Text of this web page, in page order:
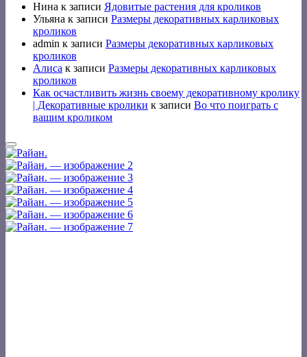
Нина к записи Ядовитые растения для кроликов
Ульяна к записи Размеры декоративных карликовых
кроликов
admin к записи Размеры декоративных карликовых
кроликов
Алиса к записи Размеры декоративных карликовых
кроликов
Как осчастливить жизнь своему декоративному кролику
| Декоративные кролики к записи Во что поиграть с
вашим кроликом